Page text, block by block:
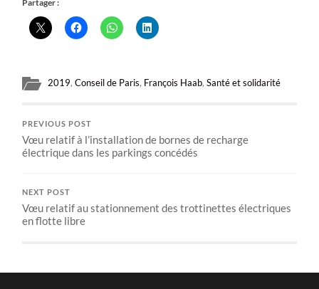
Partager :
2019,Conseil de Paris, François Haab,Santé et solidarité
PREVIOUS POST
Vœu relatif à l’installation de bornes de recharge
électrique dans les parkings concédés
NEXT POST
Vœu relatif au stationnement des trottinettes électriques
en flotte libre